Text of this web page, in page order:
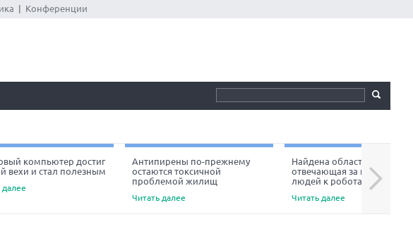
Конференции
компьютер достиг
вехи и стал полезным
далее
Антипирены по-прежнему
остаются токсичной
проблемой жилищ
Читать далее
Найдена область мозга,
отвечающая за неприязнь
людей к роботам
Читать далее
Next